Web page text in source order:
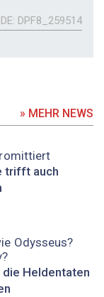
DPF8_259514
» MEHR NEWS
trifft auch
Odysseus?
Heldentaten